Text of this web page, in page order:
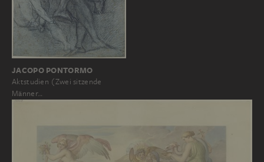
JACOPO PONTORMO
Aktstudien (Zwei sitzende
Männer…